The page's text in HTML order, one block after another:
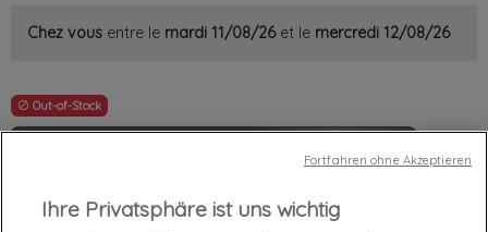
Chez vous entre le mardi 11/08/26et le mercredi 12/08/26
 Out-of-Stock
Garanties sécurité (à modifier dans le module
Ihre Privatsphäre ist uns wichtig
Fortfahren ohne Akzeptieren